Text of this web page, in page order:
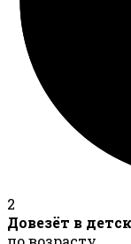
2
Довезёт в